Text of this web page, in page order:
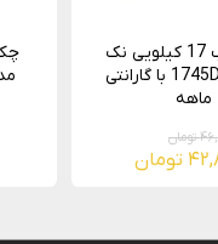
چکش تخریب 17 کیلویی نک
مدل 1745DB NEW با گارانتی